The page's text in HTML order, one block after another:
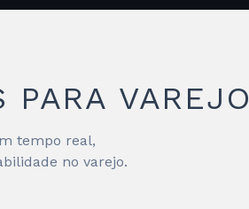
PARA VAREJO
tempo real,
no varejo.